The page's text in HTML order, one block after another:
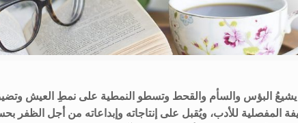
يشيعُ البؤس والسأم والقحط وتسطو النمطية على نمطِ العيش
المفصلية للأدب، ويُقبل على إنتاجاته وإبداعاته من أجل الظفر